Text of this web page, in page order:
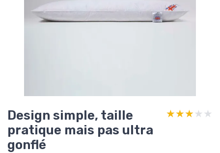
Design simple, taille
pratique mais pas ultra
gonflé
★★★★★
★★★★★